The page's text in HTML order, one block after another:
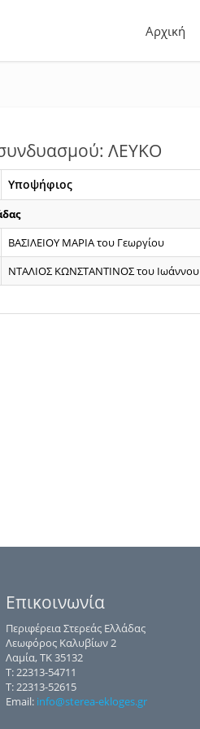
Αρχική
ΛΕΥΚΟ
Υποψήφιος
ΒΑΣΙΛΕΙΟΥ ΜΑΡΙΑ του Γεωργίου
ΝΤΑΛΙΟΣ ΚΩΝΣΤΑΝΤΙΝΟΣ του Ιωάννου
Επικοινωνία
Περιφέρεια Στερεάς Ελλάδας
Λεωφόρος Καλυβίων 2
Λαμία, ΤΚ 35132
Τ: 22313-54711
Τ: 22313-52615
Email: info@sterea-ekloges.gr